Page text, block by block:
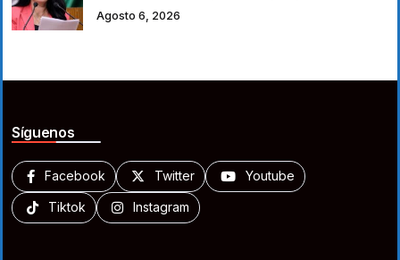
Agosto 6, 2026
Síguenos
Facebook Twitter Youtube
Tiktok Instagram